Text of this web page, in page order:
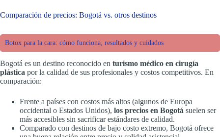
Comparación de precios: Bogotá vs. otros destinos
Botox para la cara: cómo funciona, resultados y cuidados
Bogotá es un destino reconocido en turismo médico en cirugía
plástica por la calidad de sus profesionales y costos competitivos. En
comparación:
Frente a países con costos más altos (algunos de Europa
occidental o Estados Unidos), los precios en Bogotá suelen ser
más accesibles sin sacrificar estándares de calidad.
Comparado con destinos de bajo costo extremo, Bogotá ofrece